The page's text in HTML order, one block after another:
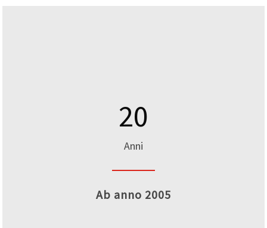
20
Anni
Ab anno 2005